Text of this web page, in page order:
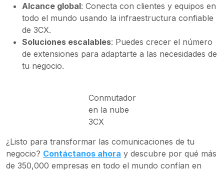
Alcance global: Conecta con clientes y equipos en
todo el mundo usando la infraestructura confiable
de 3CX.
Soluciones escalables: Puedes crecer el número
de extensiones para adaptarte a las necesidades de
tu negocio.
Conmutador
en la nube
3CX
¿Listo para transformar las comunicaciones de tu
negocio? Contáctanos ahora y descubre por qué más
de 350,000 empresas en todo el mundo confían en